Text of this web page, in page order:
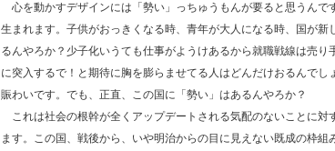
心を動かすデザインには「勢い」っちゅうもんが要ると思うん
生まれます。子供がおっきくなる時、青年が大人になる時、国が
るんやろか？少子化いうても仕事がようけあるから就職戦線は売
に突入するで！と期待に胸を膨らませてる人はどんだけおるんで
賑わいです。でも、正直、この国に「勢い」はあるんやろか？
これは社会の根幹が全くアップデートされる気配のないことに
ます。この国、戦後から、いや明治からの目に見えない既成の枠